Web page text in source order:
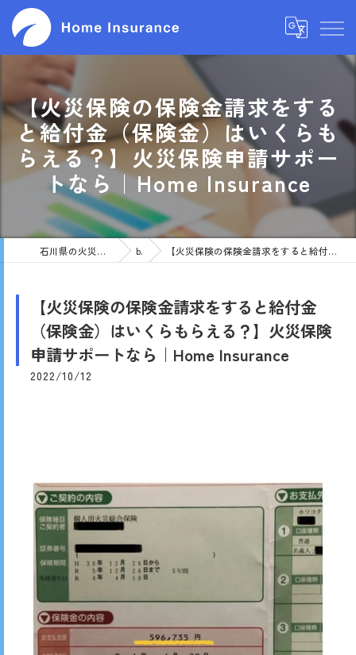
【火災保険の保険金請求をする
と給付金（保険金）はいくらも
らえる？】火災保険申請サポー
トなら｜Home Insurance
石川県の火災保険申請サポート｜Home Insurance blog 【火災保険の保険金請求をすると給付金（保険金）はいくらもらえる？】火災保険申請サポートなら｜Home Insurance
【火災保険の保険金請求をすると給付金
（保険金）はいくらもらえる？】火災保険
申請サポートなら｜Home Insurance
2022/10/12